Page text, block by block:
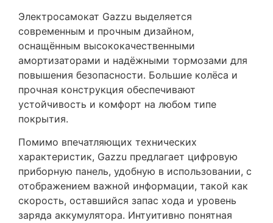
Электросамокат Gazzu выделяется
современным и прочным дизайном,
оснащённым высококачественными
амортизаторами и надёжными тормозами для
повышения безопасности. Большие колёса и
прочная конструкция обеспечивают
устойчивость и комфорт на любом типе
покрытия.
Помимо впечатляющих технических
характеристик, Gazzu предлагает цифровую
приборную панель, удобную в использовании, с
отображением важной информации, такой как
скорость, оставшийся запас хода и уровень
заряда аккумулятора. Интуитивно понятная